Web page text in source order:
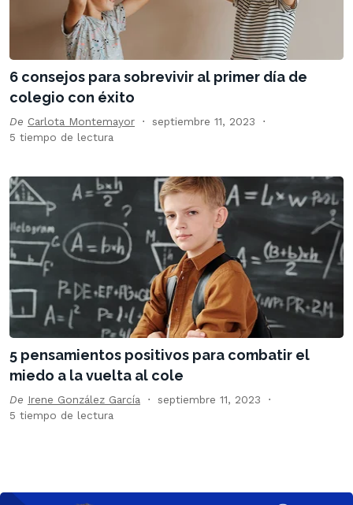
6 consejos para sobrevivir al primer día de
colegio con éxito
De Carlota Montemayor
septiembre 11, 2023
5 tiempo de lectura
5 pensamientos positivos para combatir el
miedo a la vuelta al cole
De Irene González García
septiembre 11, 2023
5 tiempo de lectura